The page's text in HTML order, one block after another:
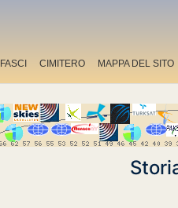
FASCI CIMITERO MAPPA DEL SITO